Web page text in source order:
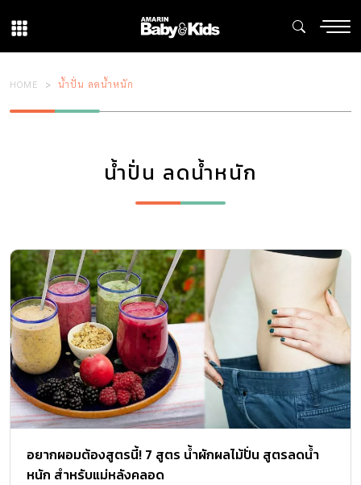
HOME น้ำปั่น ลดน้ำหนัก
น้ำปั่น ลดน้ำหนัก
อยากผอมต้องสูตรนี้! 7 สูตร น้ำผักผลไม้ปั่น สูตรลดน้ำ
หนัก สำหรับแม่หลังคลอด